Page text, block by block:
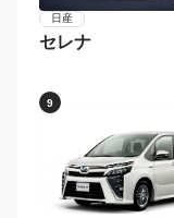
日産
セレナ
9